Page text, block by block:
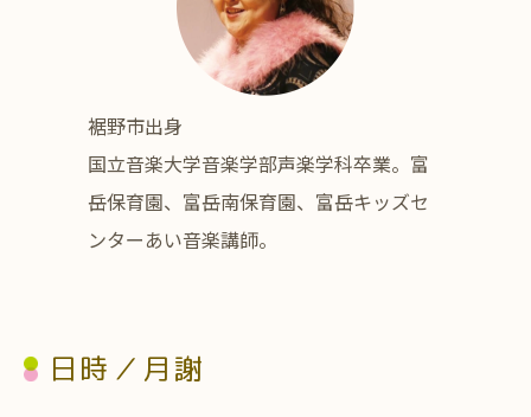
裾野市出身
国立音楽大学音楽学部声楽学科卒業。富
岳保育園、富岳南保育園、富岳キッズセ
ンターあい音楽講師。
日時／月謝